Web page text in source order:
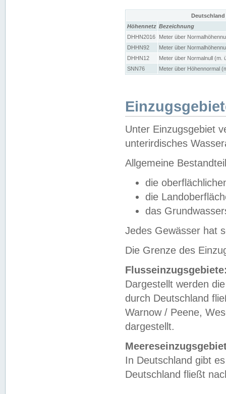
Höhennetz Bezeichnung
DHHN2016
Meter über
DHHN92
Meter über
DHHN12
Meter über Normalnull (m.
SNN76
Meter über Höhennormal
Unter Einzugsgebiet
unterirdisches
Allgemeine
die
die
das
Jedes Gewässer hat
Die Grenze des
Dargestellt werden
durch Deutschland
Warnow / Peene,
dargestellt.
In Deutschland gibt
Deutschland fließt